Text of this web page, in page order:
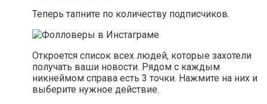
Теперь тапните по количеству подписчиков.
Откроется список всех людей, которые захотели
получать ваши новости. Рядом с каждым
никнеймом справа есть 3 точки. Нажмите на них и
выберите нужное действие.